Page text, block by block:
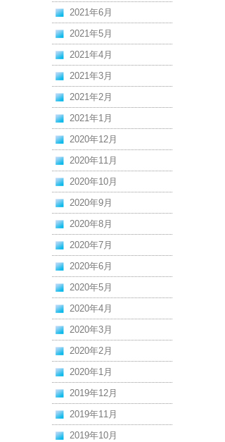
2021年6月
2021年5月
2021年4月
2021年3月
2021年2月
2021年1月
2020年12月
2020年11月
2020年10月
2020年9月
2020年8月
2020年7月
2020年6月
2020年5月
2020年4月
2020年3月
2020年2月
2020年1月
2019年12月
2019年11月
2019年10月